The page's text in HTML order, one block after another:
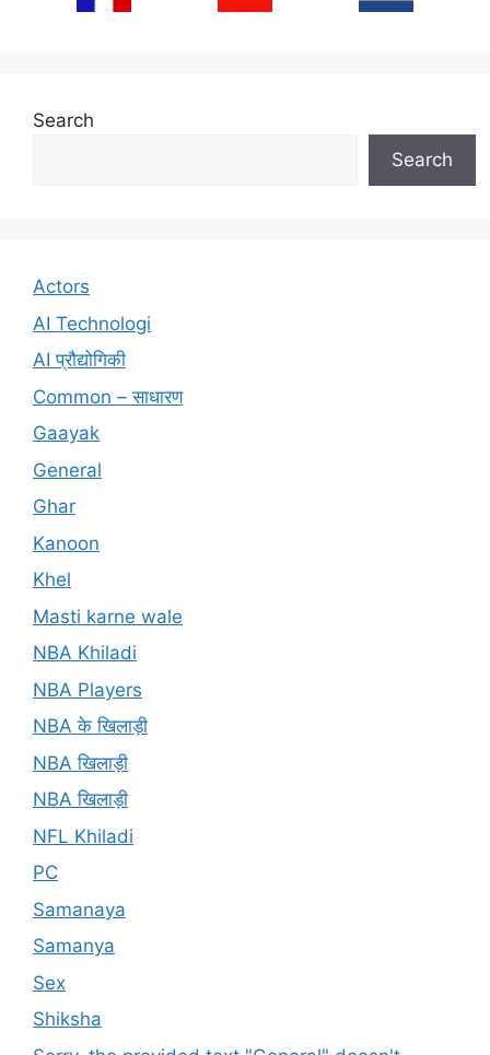
Search
Search
Actors
AI Technologi
AI प्रौद्योगिकी
Common – साधारण
Gaayak
General
Ghar
Kanoon
Khel
Masti karne wale
NBA Khiladi
NBA Players
NBA के खिलाड़ी
NBA खिलाड़ी
NBA खिलाड़ी
NFL Khiladi
PC
Samanaya
Samanya
Sex
Shiksha